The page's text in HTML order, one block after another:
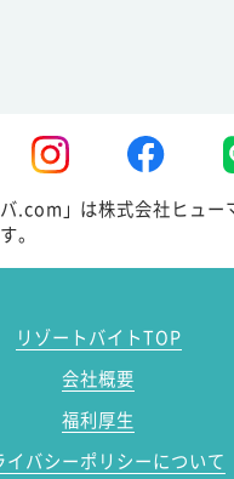
バ.com」は株式会社ヒュー
。
リゾートバイトTOP
会社概要
福利厚生
イバシーポリシーについて